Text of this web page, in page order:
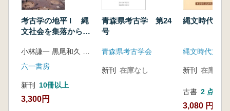
考古学の地平 I 縄
文社会を集落から読
小林謙一 黒尾和久 中山真治 山本典幸 編
六一書房
新刊 10冊以上
3,300円
青森県考古学 第24
号
青森県考古学会
新刊 在庫なし
縄文時代 第
縄文時代文化
新刊 在庫なし
古書 2 点
3,080 円~